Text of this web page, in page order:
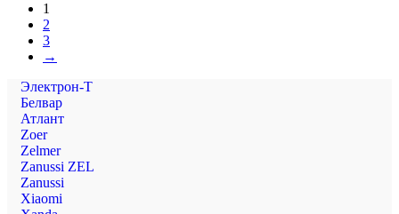
1
2
3
→
Электрон-Т
Белвар
Атлант
Zoer
Zelmer
Zanussi ZEL
Zanussi
Xiaomi